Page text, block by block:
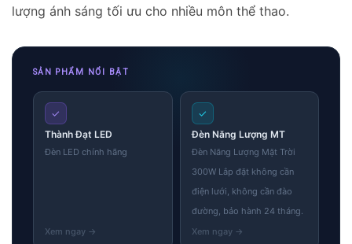
lượng ánh sáng tối ưu cho nhiều môn thể thao.
SẢN PHẨM NỔI BẬT
✓
Thành Đạt LED
Đèn LED chính hãng
✓
Đèn Năng Lượng MT
Đèn Năng Lượng Mặt Trời
300W Lắp đặt không cần
điện lưới, không cần đào
đường, bảo hành 24 tháng.